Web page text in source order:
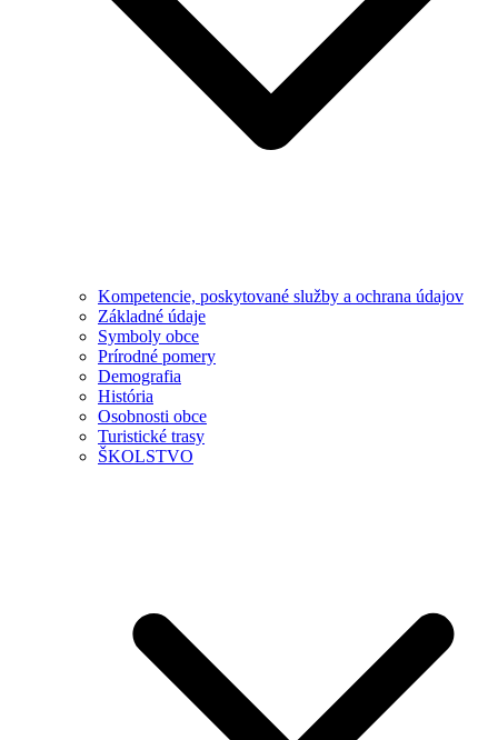
Kompetencie, poskytované služby a ochrana údajov
Základné údaje
Symboly obce
Prírodné pomery
Demografia
História
Osobnosti obce
Turistické trasy
ŠKOLSTVO